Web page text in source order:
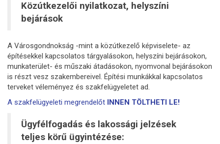
Közútkezelői nyilatkozat, helyszíni
bejárások
A Városgondnokság -mint a közútkezelő képviselete- az
építésekkel kapcsolatos tárgyalásokon, helyszíni bejárásokon,
munkaterület- és műszaki átadásokon, nyomvonal bejárásokon
is részt vesz szakembereivel. Építési munkákkal kapcsolatos
terveket véleményez és szakfelügyeletet ad.
A szakfelügyeleti megrendelőt INNEN TÖLTHETI LE!
Ügyfélfogadás és lakossági jelzések
teljes körű ügyintézése: